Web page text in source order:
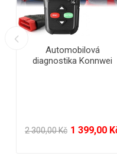
zvedák Jack
5TON
1 310,00 Kč 629,00 Kč